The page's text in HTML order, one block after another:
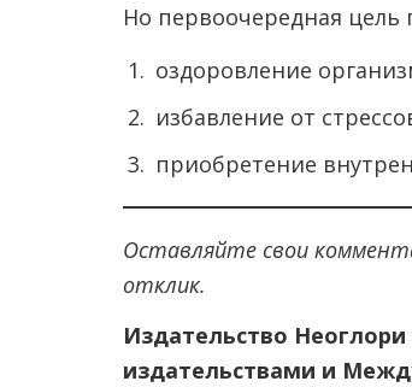
Но первоочередная цель
оздоровление
избавление от
приобретение
Оставляйте свои
отклик.
Издательство
издательствами и